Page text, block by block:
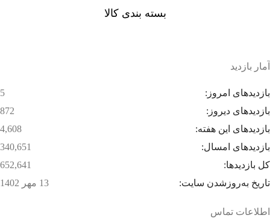
بسته بندی کالا
آمار بازدید
بازدیدهای امروز:
5
بازدیدهای دیروز:
872
بازدیدهای این هفته:
4,608
بازدیدهای امسال:
340,651
کل بازدیدها:
652,641
تاریخ به‌روزشدن سایت:
13 مهر 1402
اطلاعات تماس